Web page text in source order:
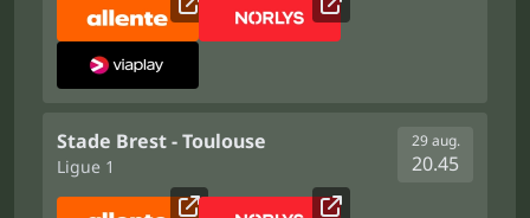
Stade Brest - Toulouse
Ligue 1
29 aug.
20.45